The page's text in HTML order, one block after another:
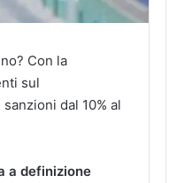
Con la
sul
dal 10% al
a definizione